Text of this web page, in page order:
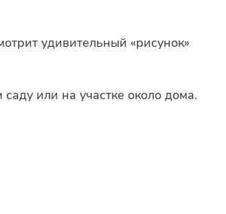
удивительный «рисунок»
или на участке около дома.